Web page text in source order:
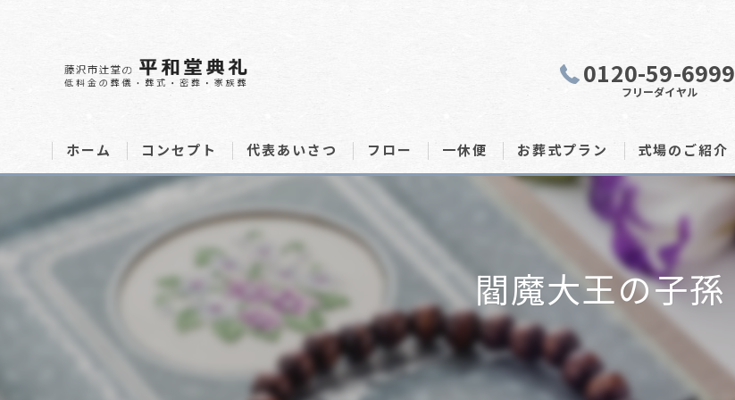
0120-59-6999
フリーダイヤル
ホーム コンセプト 代表あいさつ フロー 一休便 お葬式プラン 式場のご紹介
閻魔大王の子孫